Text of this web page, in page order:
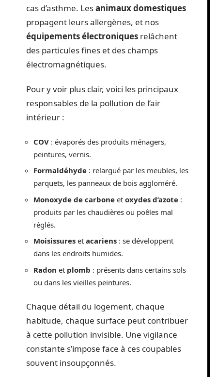
cas d’asthme. Lesanimaux domestiques
propagent leurs allergènes, et nos
équipements électroniques relâchent
des particules fines et des champs
électromagnétiques.
Pour y voir plus clair, voici les principaux
responsables de la pollution de l’air
intérieur :
COV : évaporés des produits ménagers,
peintures, vernis.
Formaldéhyde : relargué par les meubles, les
parquets, les panneaux de bois aggloméré.
Monoxyde de carbone et oxydes d’azote :
produits par les chaudières ou poêles mal
réglés.
Moisissures et acariens : se développent
dans les endroits humides.
Radon et plomb : présents dans certains sols
ou dans les vieilles peintures.
Chaque détail du logement, chaque
habitude, chaque surface peut contribuer
à cette pollution invisible. Une vigilance
constante s’impose face à ces coupables
souvent insoupçonnés.